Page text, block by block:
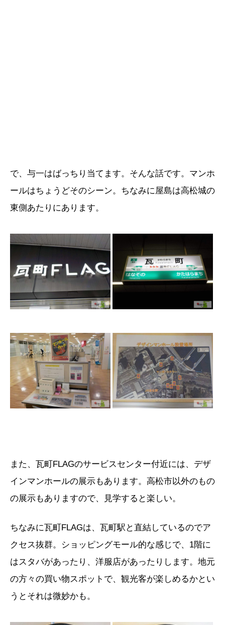
で、与一はばっちり当てます。そんな話です。マンホ
ールはちょうどそのシーン。ちなみに屋島は高松城の
東側あたりにあります。
また、瓦町FLAGのサービスセンター付近には、デザ
インマンホールの展示もあります。高松市以外のもの
の展示もありますので、見学すると楽しい。
ちなみに瓦町FLAGは、瓦町駅と直結しているのでア
クセス抜群。ショッピングモール的な感じで、1階に
はスタバがあったり、洋服店があったりします。地元
の方々の買い物スポットで、観光客が楽しめるかとい
うとそれは微妙かも。